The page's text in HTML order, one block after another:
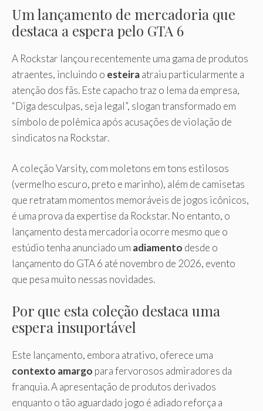
Um lançamento de mercadoria que
destaca a espera pelo GTA 6
A Rockstar lançou recentemente uma gama de produtos
atraentes, incluindo o esteiraatraiu particularmente a
atenção dos fãs. Este capacho traz o lema da empresa,
“Diga desculpas, seja legal”, slogan transformado em
símbolo de polêmica após acusações de violação de
sindicatos na Rockstar.
A coleção Varsity, com moletons em tons estilosos
(vermelho escuro, preto e marinho), além de camisetas
que retratam momentos memoráveis ​​de jogos icônicos,
é uma prova da expertise da Rockstar. No entanto, o
lançamento desta mercadoria ocorre mesmo que o
estúdio tenha anunciado um adiamento desde o
lançamento do GTA 6 até novembro de 2026, evento
que pesa muito nessas novidades.
Por que esta coleção destaca uma
espera insuportável
Este lançamento, embora atrativo, oferece uma
contexto amargo para fervorosos admiradores da
franquia. A apresentação de produtos derivados
enquanto o tão aguardado jogo é adiado reforça a